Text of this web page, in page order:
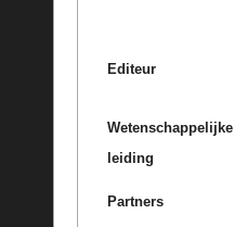
Editeur
Wetenschappelijke
leiding
Partners